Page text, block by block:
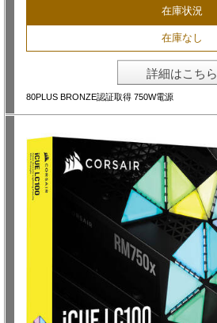
在庫状況
在庫なし
詳細はこちら
80PLUS BRONZE認証取得 750W電源